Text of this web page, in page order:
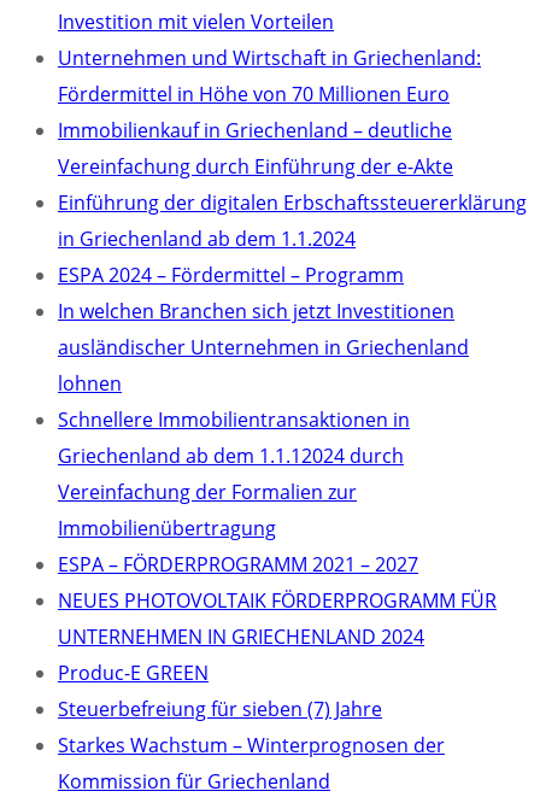
Investition mit vielen Vorteilen
Unternehmen und Wirtschaft in Griechenland:
Fördermittel in Höhe von 70 Millionen Euro
Immobilienkauf in Griechenland – deutliche
Vereinfachung durch Einführung der e-Akte
Einführung der digitalen Erbschaftssteuererklärung
in Griechenland ab dem 1.1.2024
ESPA 2024 – Fördermittel – Programm
In welchen Branchen sich jetzt Investitionen
ausländischer Unternehmen in Griechenland
lohnen
Schnellere Immobilientransaktionen in
Griechenland ab dem 1.1.12024 durch
Vereinfachung der Formalien zur
Immobilienübertragung
ΕSPA – FÖRDERPROGRAMM 2021 – 2027
NEUES PHOTOVOLTAIK FÖRDERPROGRAMM FÜR
UNTERNEHMEN IN GRIECHENLAND 2024
Produc-E GREEN
Steuerbefreiung für sieben (7) Jahre
Starkes Wachstum – Winterprognosen der
Kommission für Griechenland